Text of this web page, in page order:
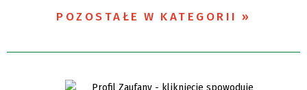
POZOSTAŁE W KATEGORII